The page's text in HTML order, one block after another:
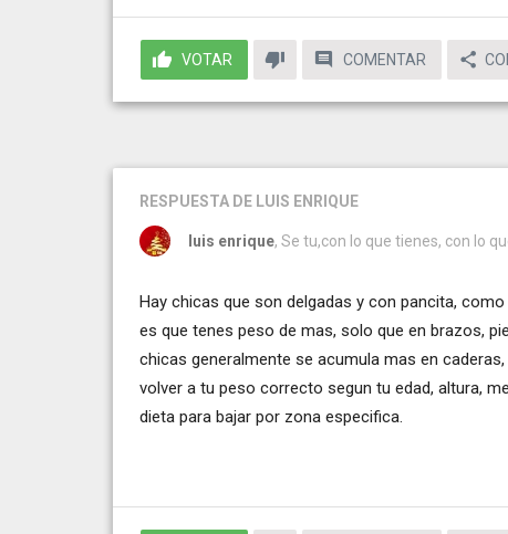
VOTAR COMENTAR
RESPUESTA DE LUIS ENRIQUE
luis enrique, Se tu,con lo que tienes, con lo
Hay chicas que son delgadas y con pancita,
es que tenes peso de mas, solo que en brazos,
chicas generalmente se acumula mas en
volver a tu peso correcto segun tu edad, altura,
dieta para bajar por zona especifica.